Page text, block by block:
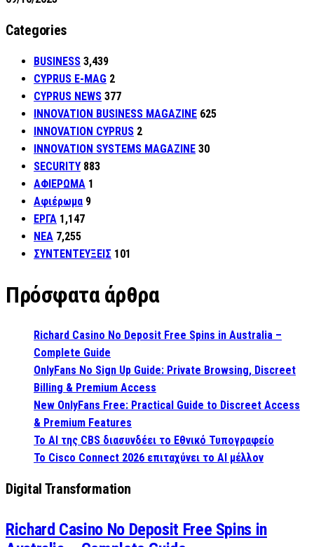
Categories
BUSINESS 3,439
CYPRUS E-MAG 2
CYPRUS NEWS 377
INNOVATION BUSINESS MAGAZINE 625
INNOVATION CYPRUS 2
INNOVATION SYSTEMS MAGAZINE 30
SECURITY 883
ΑΦΙΕΡΩΜΑ 1
Αφιέρωμα 9
ΕΡΓΑ 1,147
ΝΕΑ 7,255
ΣΥΝΤΕΝΤΕΥΞΕΙΣ 101
Πρόσφατα άρθρα
Richard Casino No Deposit Free Spins in Australia –
Complete Guide
OnlyFans No Sign Up Guide: Private Browsing, Discreet
Billing & Premium Access
New OnlyFans Free: Practical Guide to Discreet Access
& Premium Features
Το AI της CBS διασυνδέει το Εθνικό Τυπογραφείο
Το Cisco Connect 2026 επιταχύνει το AI μέλλον
Digital Transformation
Richard Casino No Deposit Free Spins in